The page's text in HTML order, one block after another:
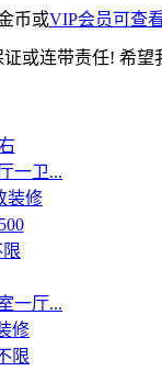
币或VIP会员可查
或连带责任! 希望
一卫...
装修
一厅...
修
限